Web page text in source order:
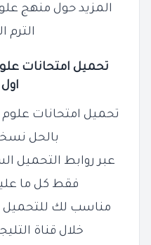
المزيد حول منهج
الترم
اول
بالحل
عبر روابط التحميل
فقط كل ما
مناسب لك للتحميل
خلال قناة